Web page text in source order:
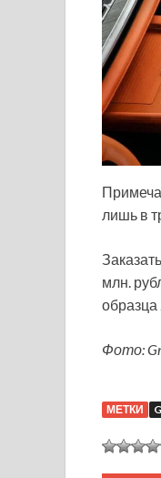
лишь в
млн.
образца
Фото:
МЕТКИ